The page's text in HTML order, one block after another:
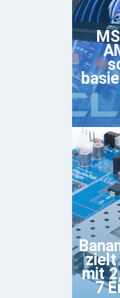
zielt
mit
7